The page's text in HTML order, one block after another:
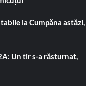
la Cumpăna
Un tir s-a răsturnat,